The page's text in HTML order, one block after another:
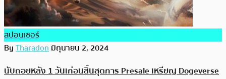
สปอนเซอร์
ByTharadonมิถุนายน 2, 2024
นับถอยหลัง 1 วันเก่อนสิ้นสุดการ Presale เหรียญ Dogeverse